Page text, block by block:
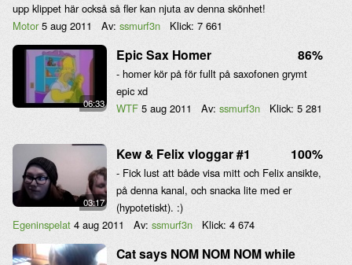
upp klippet här också så fler kan njuta av denna skönhet!
Motor 5 aug 2011 Av: ssmurf3n Klick: 7 661
06:33
Epic Sax Homer 86%
- homer kör på för fullt på saxofonen grymt
epic xd
WTF 5 aug 2011 Av: ssmurf3n Klick: 5 281
03:17
Kew & Felix vloggar #1 100%
- Fick lust att både visa mitt och Felix ansikte,
på denna kanal, och snacka lite med er
(hypotetiskt). :)
Egeninspelat 4 aug 2011 Av: ssmurf3n Klick: 4 674
Cat says NOM NOM NOM while